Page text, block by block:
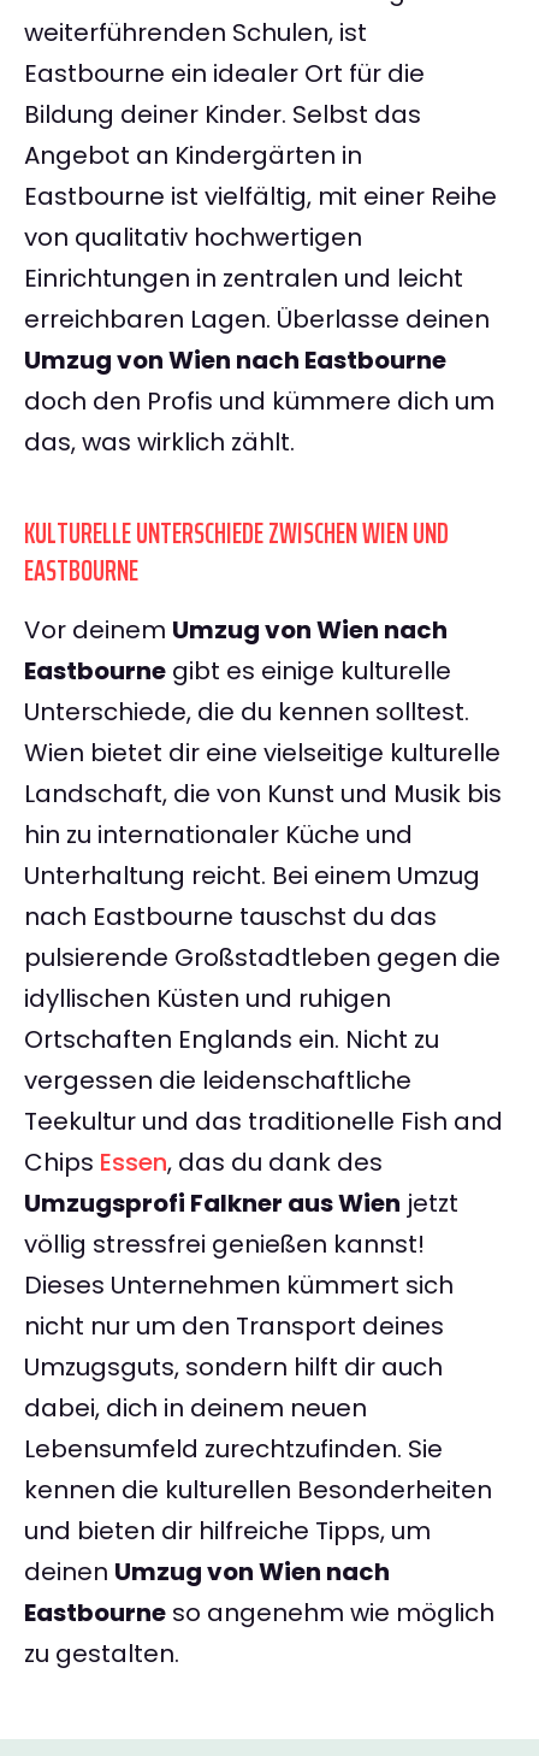
weiterführenden Schulen, ist
Eastbourne ein idealer Ort für die
Bildung deiner Kinder. Selbst das
Angebot an Kindergärten in
Eastbourne ist vielfältig, mit einer Reihe
von qualitativ hochwertigen
Einrichtungen in zentralen und leicht
erreichbaren Lagen. Überlasse deinen
Umzug von Wien nach Eastbourne
doch den Profis und kümmere dich um
das, was wirklich zählt.
KULTURELLE UNTERSCHIEDE ZWISCHEN WIEN UND
EASTBOURNE
Vor deinem Umzug von Wien nach
Eastbourne gibt es einige kulturelle
Unterschiede, die du kennen solltest.
Wien bietet dir eine vielseitige kulturelle
Landschaft, die von Kunst und Musik bis
hin zu internationaler Küche und
Unterhaltung reicht. Bei einem Umzug
nach Eastbourne tauschst du das
pulsierende Großstadtleben gegen die
idyllischen Küsten und ruhigen
Ortschaften Englands ein. Nicht zu
vergessen die leidenschaftliche
Teekultur und das traditionelle Fish and
Chips Essen, das du dank des
Umzugsprofi Falkner aus Wien jetzt
völlig stressfrei genießen kannst!
Dieses Unternehmen kümmert sich
nicht nur um den Transport deines
Umzugsguts, sondern hilft dir auch
dabei, dich in deinem neuen
Lebensumfeld zurechtzufinden. Sie
kennen die kulturellen Besonderheiten
und bieten dir hilfreiche Tipps, um
deinen Umzug von Wien nach
Eastbourne so angenehm wie möglich
zu gestalten.